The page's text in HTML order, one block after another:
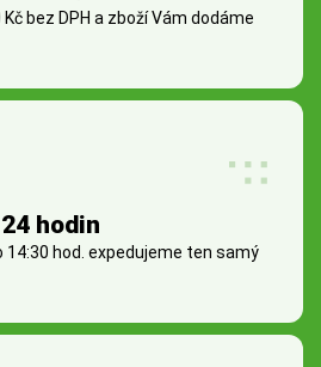
bez DPH a zboží Vám dodáme
hodin
14:30 hod. expedujeme ten samý